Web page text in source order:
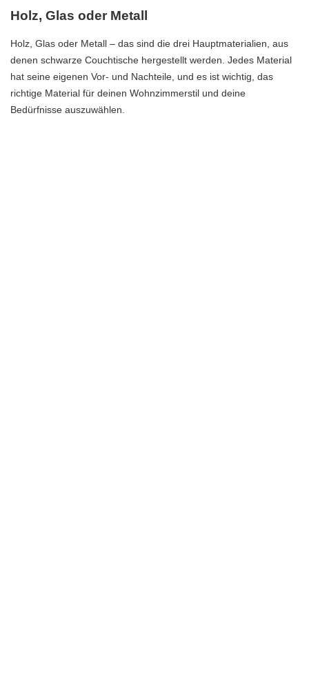
Holz, Glas oder Metall
Holz, Glas oder Metall – das sind die drei Hauptmaterialien, aus
denen schwarze Couchtische hergestellt werden. Jedes Material
hat seine eigenen Vor- und Nachteile, und es ist wichtig, das
richtige Material für deinen Wohnzimmerstil und deine
Bedürfnisse auszuwählen.